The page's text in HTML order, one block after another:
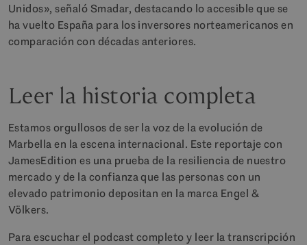
Unidos», señaló Smadar, destacando lo accesible que se
ha vuelto España para los inversores norteamericanos en
comparación con décadas anteriores.
Leer la historia completa
Estamos orgullosos de ser la voz de la evolución de
Marbella en la escena internacional. Este reportaje con
JamesEdition es una prueba de la resiliencia de nuestro
mercado y de la confianza que las personas con un
elevado patrimonio depositan en la marca Engel &
Völkers.
Para escuchar el podcast completo y leer la transcripción